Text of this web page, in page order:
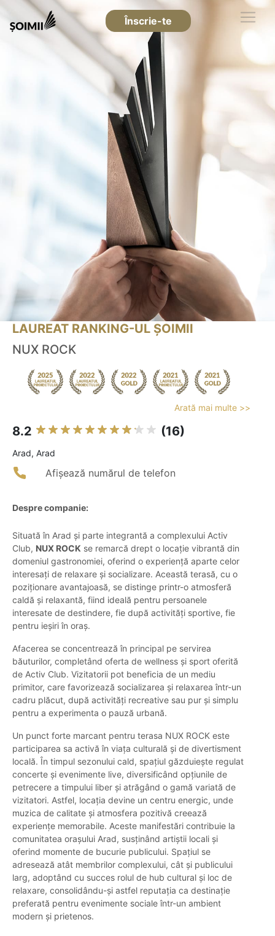
Înscrie-te
LAUREAT RANKING-UL ȘOIMII
NUX ROCK
Arată mai multe >>
8.2 (16)
Arad, Arad
Afișează numărul de telefon
Despre companie:
Situată în Arad și parte integrantă a complexului Activ
Club, NUX ROCK se remarcă drept o locație vibrantă din
domeniul gastronomiei, oferind o experiență aparte celor
interesați de relaxare și socializare. Această terasă, cu o
poziționare avantajoasă, se distinge printr-o atmosferă
caldă și relaxantă, fiind ideală pentru persoanele
interesate de destindere, fie după activități sportive, fie
pentru ieșiri în oraș.
Afacerea se concentrează în principal pe servirea
băuturilor, completând oferta de wellness și sport oferită
de Activ Club. Vizitatorii pot beneficia de un mediu
primitor, care favorizează socializarea și relaxarea într-un
cadru plăcut, după activități recreative sau pur și simplu
pentru a experimenta o pauză urbană.
Un punct forte marcant pentru terasa NUX ROCK este
participarea sa activă în viața culturală și de divertisment
locală. În timpul sezonului cald, spațiul găzduiește regulat
concerte și evenimente live, diversificând opțiunile de
petrecere a timpului liber și atrăgând o gamă variată de
vizitatori. Astfel, locația devine un centru energic, unde
muzica de calitate și atmosfera pozitivă creează
experiențe memorabile. Aceste manifestări contribuie la
comunitatea orașului Arad, susținând artiștii locali și
oferind momente de bucurie publicului. Spațiul se
adresează atât membrilor complexului, cât și publicului
larg, adoptând cu succes rolul de hub cultural și loc de
relaxare, consolidându-și astfel reputația ca destinație
preferată pentru evenimente sociale într-un ambient
modern și prietenos.